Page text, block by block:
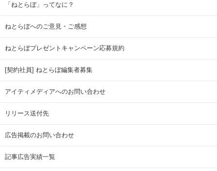
「ねとらぼ」ってなに？
ねとらぼへのご意見・ご感想
ねとらぼプレゼントキャンペーン応募規約
[契約社員] ねとらぼ編集者募集
アイティメディアへのお問い合わせ
リリース送付先
広告掲載のお問い合わせ
記事広告実績一覧